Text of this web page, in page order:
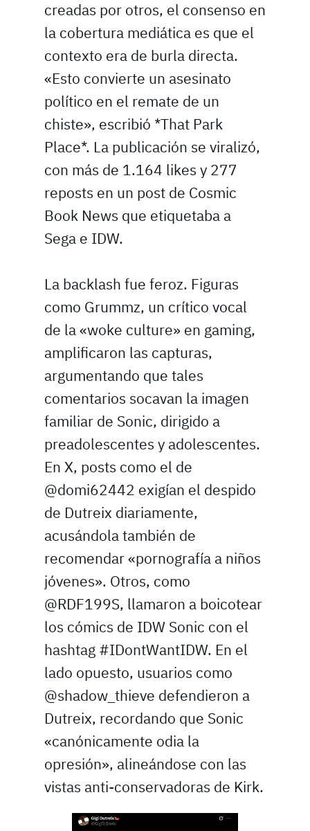
creadas por otros, el consenso en
la cobertura mediática es que el
contexto era de burla directa.
«Esto convierte un asesinato
político en el remate de un
chiste», escribió *That Park
Place*. La publicación se viralizó,
con más de 1.164 likes y 277
reposts en un post de Cosmic
Book News que etiquetaba a
Sega e IDW.
La backlash fue feroz. Figuras
como Grummz, un crítico vocal
de la «woke culture» en gaming,
amplificaron las capturas,
argumentando que tales
comentarios socavan la imagen
familiar de Sonic, dirigido a
preadolescentes y adolescentes.
En X, posts como el de
@domi62442 exigían el despido
de Dutreix diariamente,
acusándola también de
recomendar «pornografía a niños
jóvenes». Otros, como
@RDF199S, llamaron a boicotear
los cómics de IDW Sonic con el
hashtag #IDontWantIDW. En el
lado opuesto, usuarios como
@shadow_thieve defendieron a
Dutreix, recordando que Sonic
«canónicamente odia la
opresión», alineándose con las
vistas anti-conservadoras de Kirk.